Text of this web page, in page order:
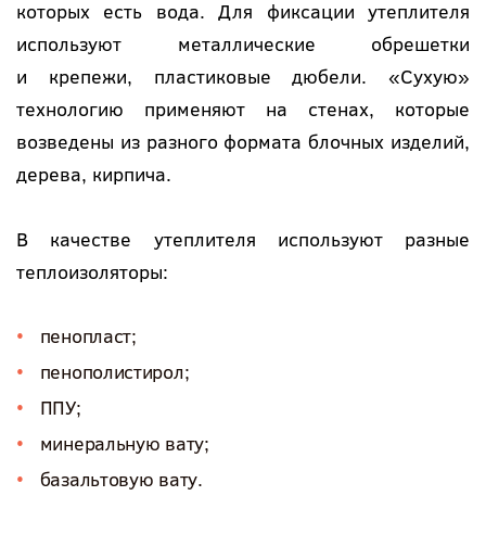
которых есть вода. Для фиксации утеплителя
используют металлические обрешетки
и крепежи, пластиковые дюбели. «Сухую»
технологию применяют на стенах, которые
возведены из разного формата блочных изделий,
дерева, кирпича.
В качестве утеплителя используют разные
теплоизоляторы:
пенопласт;
пенополистирол;
ППУ;
минеральную вату;
базальтовую вату.